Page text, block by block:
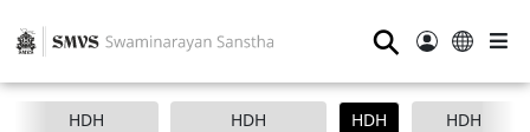
⚲
HDH
HDH
HDH
HDH